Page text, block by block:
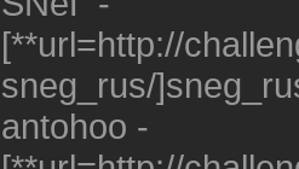
[**url=http://
sneg_rus/
antohoo -